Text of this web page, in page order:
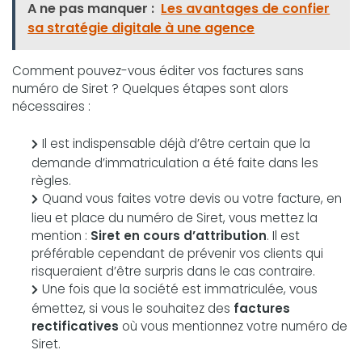
A ne pas manquer : Les avantages de confier
sa stratégie digitale à une agence
Comment pouvez-vous éditer vos factures sans
numéro de Siret ? Quelques étapes sont alors
nécessaires :
Il est indispensable déjà d’être certain que la
demande d’immatriculation a été faite dans les
règles.
Quand vous faites votre devis ou votre facture, en
lieu et place du numéro de Siret, vous mettez la
mention : Siret en cours d’attribution. Il est
préférable cependant de prévenir vos clients qui
risqueraient d’être surpris dans le cas contraire.
Une fois que la société est immatriculée, vous
émettez, si vous le souhaitez des factures
rectificatives où vous mentionnez votre numéro de
Siret.